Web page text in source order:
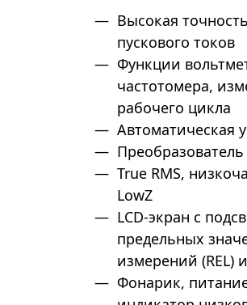
Высокая
пускового токов
Функции
частотомера,
рабочего цикла
Автоматическая
True RMS,
LowZ
LCD-экран с
предельных
измерений (REL)
Фонарик,